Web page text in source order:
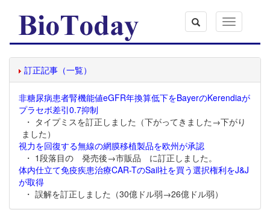
Toggle
navigation
訂正記事（一覧）
非糖尿病患者腎機能値eGFR年換算低下をBayerのKerendiaが
プラセボ差引0.7抑制
・ タイプミスを訂正しました（下がってきました→下がり
ました）
視力を回復する無線の網膜移植製品を欧州が承認
・ 1段落目の 発売後→市販品 に訂正しました。
体内仕立て免疫疾患治療CAR-TのSail社を買う選択権利をJ&J
が取得
・ 誤解を訂正しました（30億ドル弱→26億ドル弱）